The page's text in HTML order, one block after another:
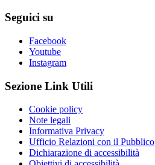
Seguici su
Facebook
Youtube
Instagram
Sezione Link Utili
Cookie policy
Note legali
Informativa Privacy
Ufficio Relazioni con il Pubblico
Dichiarazione di accessibilità